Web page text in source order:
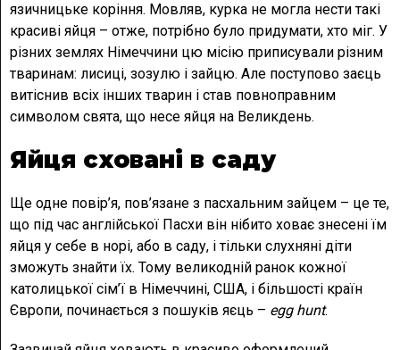
язичницьке коріння. Мовляв, курка не могла нести такі
красиві яйця – отже, потрібно було придумати, хто міг. У
різних землях Німеччини цю місію приписували різним
тваринам: лисиці, зозулю і зайцю. Але поступово заєць
витіснив всіх інших тварин і став повноправним
символом свята, що несе яйця на Великдень.
Яйця сховані в саду
Ще одне повір’я, пов’язане з пасхальним зайцем – це те,
що під час англійської Пасхи він нібито ховає знесені їм
яйця у себе в норі, або в саду, і тільки слухняні діти
зможуть знайти їх. Тому великодній ранок кожної
католицької сім’ї в Німеччині, США, і більшості країн
Європи, починається з пошуків яєць – egg hunt.